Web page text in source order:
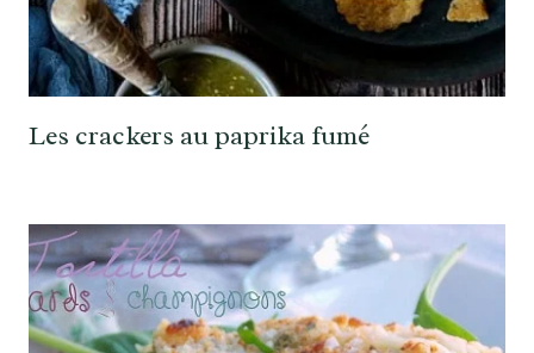
Les crackers au paprika fumé